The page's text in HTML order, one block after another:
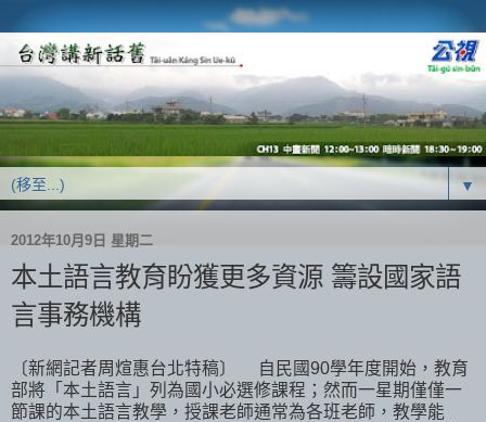
▼
2012年10月9日 星期二
本土語言教育盼獲更多資源 籌設國家語
言事務機構
〔新網記者周煊惠台北特稿〕 自民國90學年度開始，教育
部將「本土語言」列為國小必選修課程；然而一星期僅僅一
節課的本土語言教學，授課老師通常為各班老師，教學能